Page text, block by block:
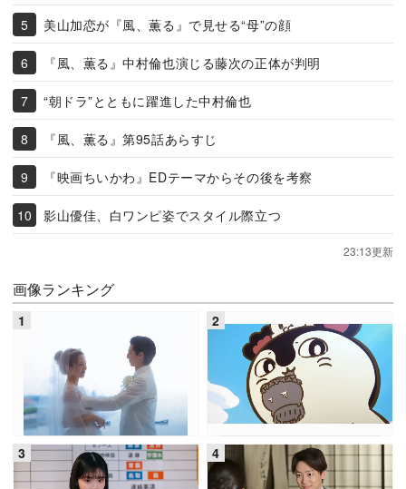
美山加恋が『風、薫る』で見せる“母”の顔
『風、薫る』中村倫也演じる藤次の正体が判明
“朝ドラ”とともに躍進した中村倫也
『風、薫る』第95話あらすじ
『映画ちいかわ』EDテーマからその後を考察
影山優佳、白ワンピ姿でスタイル際立つ
23:13更新
画像ランキング